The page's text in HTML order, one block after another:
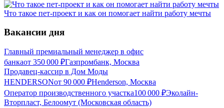
Что такое пет-проект и как он помогает найти работу мечты
Вакансии дня
Главный премиальный менеджер в офис
банкаот 350 000 ₽Газпромбанк, Москва
Продавец-кассир в Дом Моды
HENDERSONот 90 000 ₽Henderson, Москва
Оператор производственного участка100 000 ₽Эколайн-
Вторпласт, Белоомут (Московская область)